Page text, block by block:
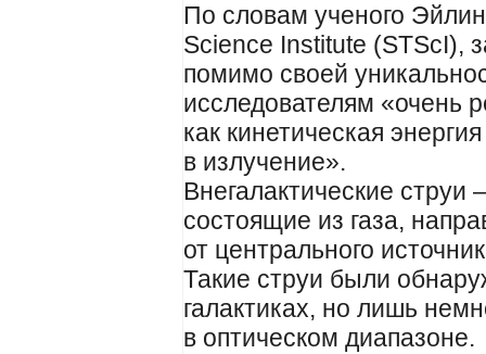
По словам ученого
Science Institute (STScI),
помимо своей
исследователям «очень
как кинетическая
в излучение».
Внегалактические
состоящие из газа,
от центрального
Такие струи были
галактиках, но лишь
в оптическом диапазоне.